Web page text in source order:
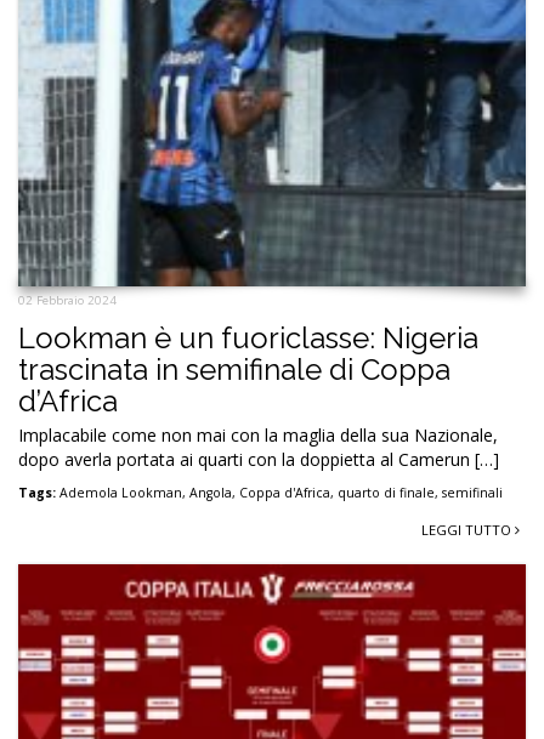
02 Febbraio 2024
Lookman è un fuoriclasse: Nigeria
trascinata in semifinale di Coppa
d’Africa
Implacabile come non mai con la maglia della sua Nazionale,
dopo averla portata ai quarti con la doppietta al Camerun […]
Tags: Ademola Lookman, Angola, Coppa d'Africa, quarto di finale, semifinali
LEGGI TUTTO